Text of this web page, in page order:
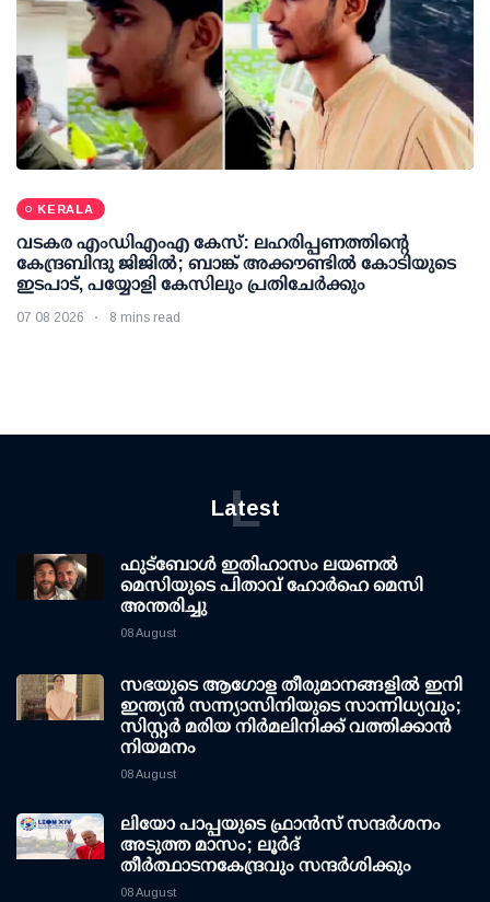
KERALA
വടകര എംഡിഎംഎ കേസ്: ലഹരിപ്പണത്തിന്റെ
കേന്ദ്രബിന്ദു ജിജില്‍; ബാങ്ക് അക്കൗണ്ടില്‍ കോടിയുടെ
ഇടപാട്, പയ്യോളി കേസിലും പ്രതിചേര്‍ക്കും
07 08 2026 8 mins read
Latest
L
ഫുട്ബോൾ ഇതിഹാസം ലയണൽ
മെസിയുടെ പിതാവ് ഹോർഹെ മെസി
അന്തരിച്ചു
08 August
സഭയുടെ ആഗോള തീരുമാനങ്ങളിൽ ഇനി
ഇന്ത്യൻ സന്ന്യാസിനിയുടെ സാന്നിധ്യവും;
സിസ്റ്റർ മരിയ നിർമലിനിക്ക് വത്തിക്കാൻ
നിയമനം
08 August
ലിയോ പാപ്പയുടെ ഫ്രാൻസ് സന്ദർശനം
അടുത്ത മാസം; ലൂർദ്
തീർത്ഥാടനകേന്ദ്രവും സന്ദർശിക്കും
08 August